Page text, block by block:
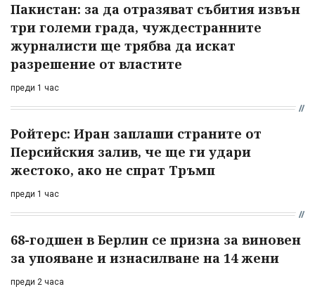
Пакистан: за да отразяват събития извън
три големи града, чуждестранните
журналисти ще трябва да искат
разрешение от властите
преди 1 час
Ройтерс: Иран заплаши страните от
Персийския залив, че ще ги удари
жестоко, ако не спрат Тръмп
преди 1 час
68-годшен в Берлин се призна за виновен
за упояване и изнасилване на 14 жени
преди 2 часа